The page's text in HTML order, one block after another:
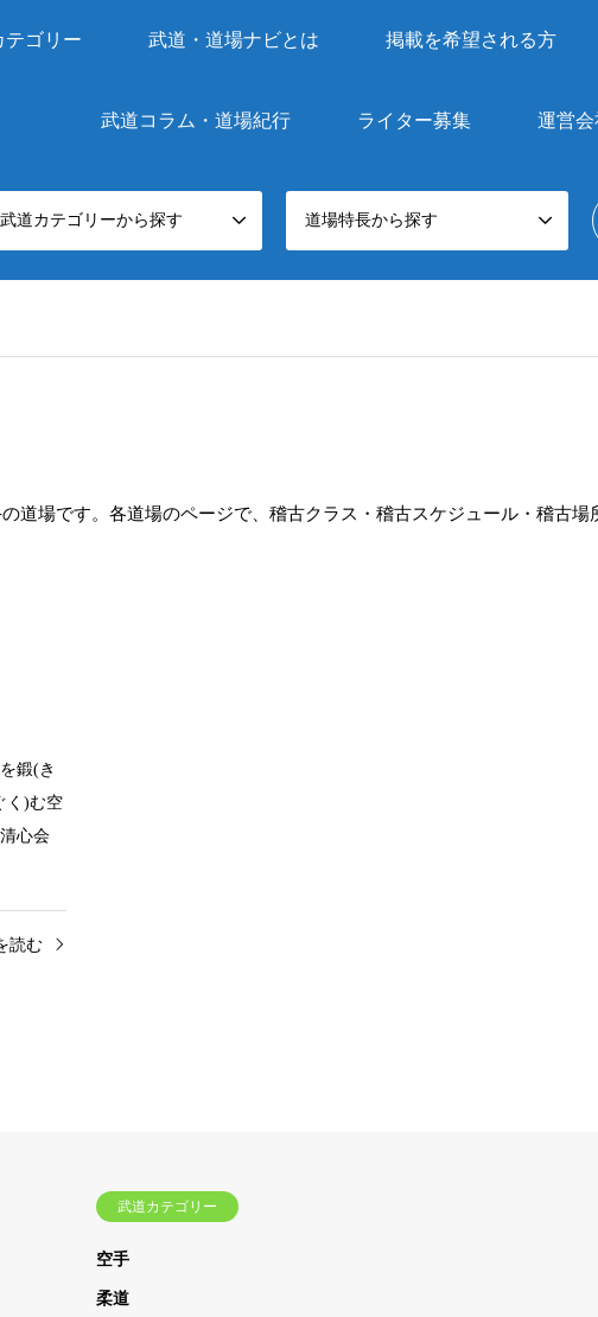
テゴリー 武道・道場ナビとは 掲載を希望される方
武道コラム・道場紀行 ライター募集 運営会
武道カテゴリーから探す 道場特長から探す
道場です。各道場のページで、稽古クラス・稽古スケジュール・稽古場
鍛(き
く)む空
心会
読む
武道カテゴリー
空手
柔道